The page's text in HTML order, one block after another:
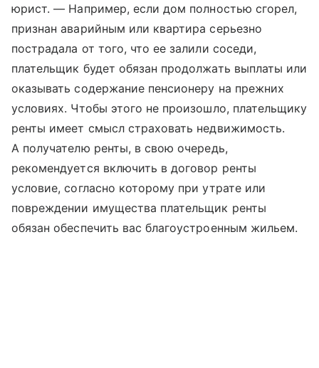
юрист. — Например, если дом полностью сгорел,
признан аварийным или квартира серьезно
пострадала от того, что ее залили соседи,
плательщик будет обязан продолжать выплаты или
оказывать содержание пенсионеру на прежних
условиях. Чтобы этого не произошло, плательщику
ренты имеет смысл страховать недвижимость.
А получателю ренты, в свою очередь,
рекомендуется включить в договор ренты
условие, согласно которому при утрате или
повреждении имущества плательщик ренты
обязан обеспечить вас благоустроенным жильем.